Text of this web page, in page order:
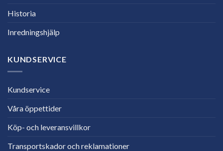
Historia
Inredningshjälp
KUNDSERVICE
Kundservice
Våra öppettider
Köp- och leveransvillkor
Transportskador och reklamationer